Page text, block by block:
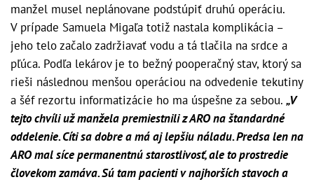
manžel musel neplánovane podstúpiť druhú operáciu.
V prípade Samuela Migaľa totiž nastala komplikácia –
jeho telo začalo zadržiavať vodu a tá tlačila na srdce a
pľúca. Podľa lekárov je to bežný pooperačný stav, ktorý sa
rieši následnou menšou operáciou na odvedenie tekutiny
a šéf rezortu informatizácie ho ma úspešne za sebou. „V
tejto chvíli už manžela premiestnili z ARO na štandardné
oddelenie. Cíti sa dobre a má aj lepšiu náladu. Predsa len na
ARO mal síce permanentnú starostlivosť, ale to prostredie
človekom zamáva. Sú tam pacienti v najhorších stavoch a